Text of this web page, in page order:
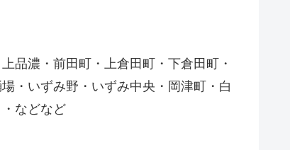
品濃・前田町・上倉田町・下倉田町・
・いずみ野・いずみ中央・岡津町・白
などなど